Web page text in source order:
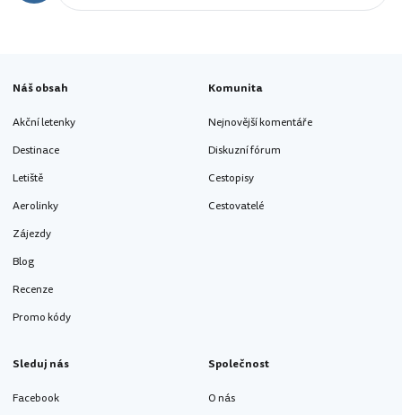
Náš obsah
Akční letenky
Destinace
Letiště
Aerolinky
Zájezdy
Blog
Recenze
Promo kódy
Komunita
Nejnovější komentáře
Diskuzní fórum
Cestopisy
Cestovatelé
Sleduj nás
Facebook
Společnost
O nás